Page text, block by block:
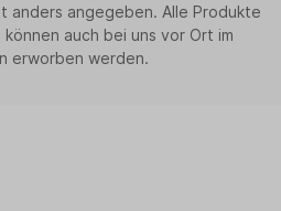
anders angegeben. Alle Produkte
können auch bei uns vor Ort im
erworben werden.